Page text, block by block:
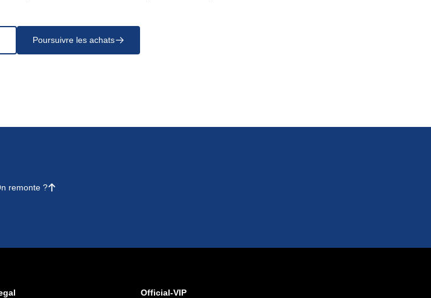
Poursuivre les achats􀄫
remonte ?􀄨
Official-VIP